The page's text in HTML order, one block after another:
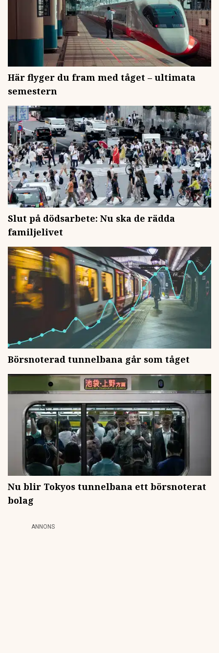
Här flyger du fram med tåget – ultimata
semestern
Slut på dödsarbete: Nu ska de rädda
familjelivet
Börsnoterad tunnelbana går som tåget
Nu blir Tokyos tunnelbana ett börsnoterat
bolag
ANNONS